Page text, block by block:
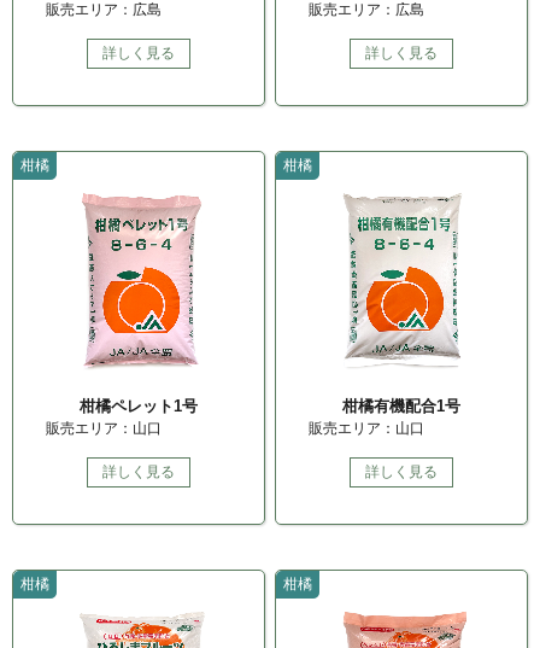
販売エリア：広島
詳しく見る
販売エリア：広島
詳しく見る
柑橘
柑橘ペレット1号
販売エリア：山口
詳しく見る
柑橘
柑橘有機配合1号
販売エリア：山口
詳しく見る
柑橘 柑橘